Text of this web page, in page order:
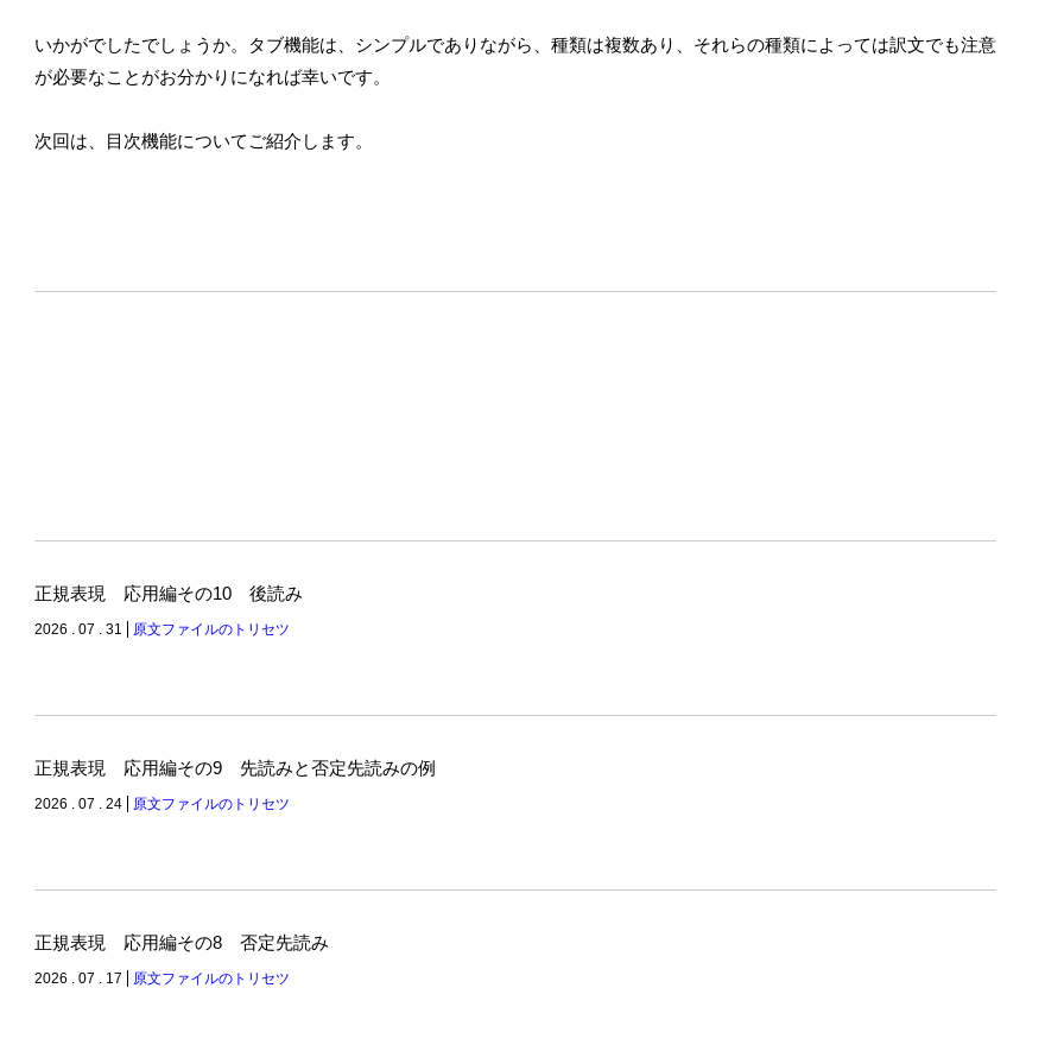
いかがでしたでしょうか。タブ機能は、シンプルでありながら、種類は複数あり、それらの種類によっては訳文でも注意
が必要なことがお分かりになれば幸いです。
次回は、目次機能についてご紹介します。
正規表現 応用編その10 後読み
2026 . 07 . 31 原文ファイルのトリセツ
正規表現 応用編その9 先読みと否定先読みの例
2026 . 07 . 24 原文ファイルのトリセツ
正規表現 応用編その8 否定先読み
2026 . 07 . 17 原文ファイルのトリセツ